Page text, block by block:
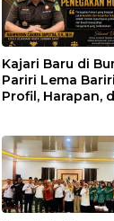
Kajari Baru di
Pariri Lema
Profil, Harapan,